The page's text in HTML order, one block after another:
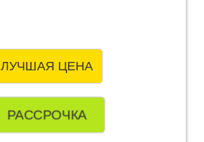
ЛУЧШАЯ ЦЕНА
РАССРОЧКА